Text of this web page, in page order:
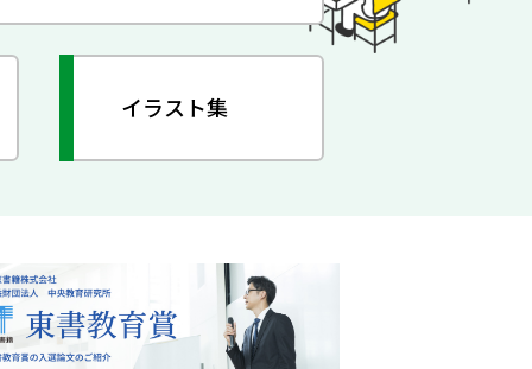
イラスト集